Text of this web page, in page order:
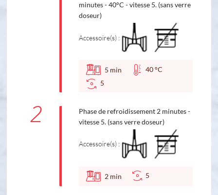
minutes - 40°C - vitesse 5. (sans verre
doseur)
Accessoire(s) :
5 min
40 °C
5
2
Phase de refroidissement 2 minutes -
vitesse 5. (sans verre doseur)
Accessoire(s) :
2 min 5